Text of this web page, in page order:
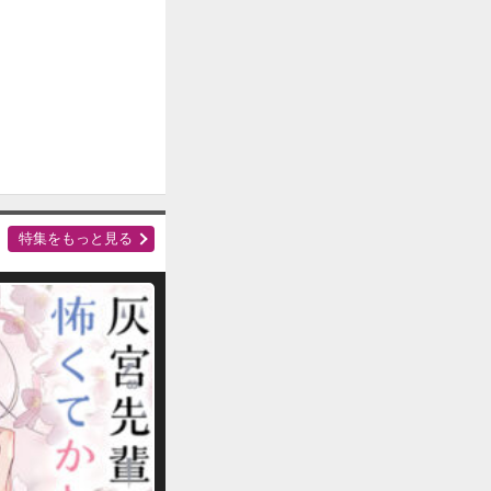
特集をもっと見る